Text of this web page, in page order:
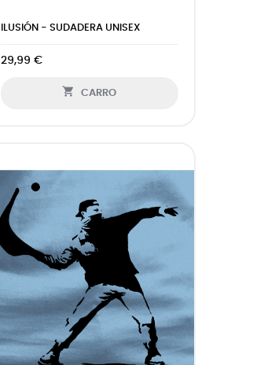
ILUSIÓN - SUDADERA UNISEX
29,99 €
 CARRO